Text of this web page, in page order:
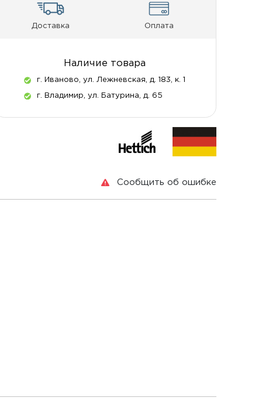
Доставка Оплата
Наличие товара
г. Иваново, ул. Лежневская, д. 183, к. 1
г. Владимир, ул. Батурина, д. 65
Сообщить об ошибке